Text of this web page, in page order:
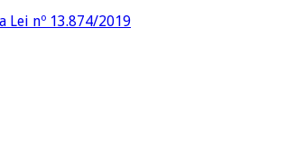
Lei nº 13.874/2019